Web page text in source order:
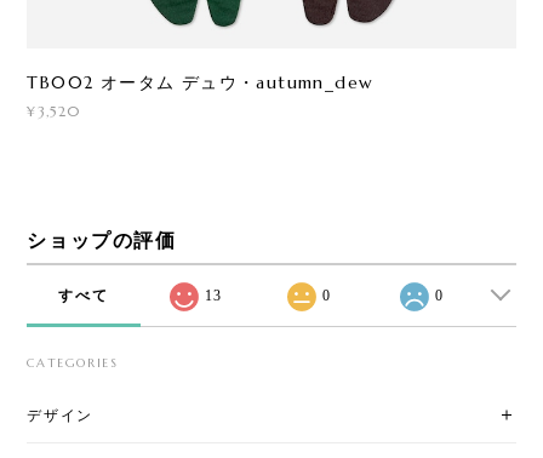
TB002 オータム デュウ・autumn_dew
¥3,520
ショップの評価
すべて 13 0 0
CATEGORIES
デザイン